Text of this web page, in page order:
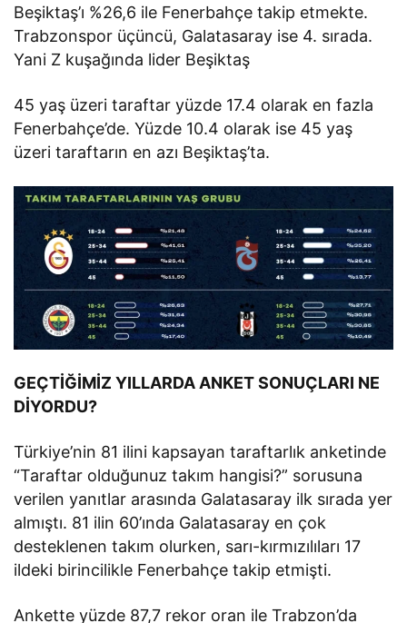
Beşiktaş’ı %26,6 ile Fenerbahçe takip etmekte.
Trabzonspor üçüncü, Galatasaray ise 4. sırada.
Yani Z kuşağında lider Beşiktaş
45 yaş üzeri taraftar yüzde 17.4 olarak en fazla
Fenerbahçe’de. Yüzde 10.4 olarak ise 45 yaş
üzeri taraftarın en azı Beşiktaş’ta.
GEÇTİĞİMİZ YILLARDA ANKET SONUÇLARI NE
DİYORDU?
Türkiye’nin 81 ilini kapsayan taraftarlık anketinde
“Taraftar olduğunuz takım hangisi?” sorusuna
verilen yanıtlar arasında Galatasaray ilk sırada yer
almıştı. 81 ilin 60’ında Galatasaray en çok
desteklenen takım olurken, sarı-kırmızılıları 17
ildeki birincilikle Fenerbahçe takip etmişti.
Ankette yüzde 87,7 rekor oran ile Trabzon’da